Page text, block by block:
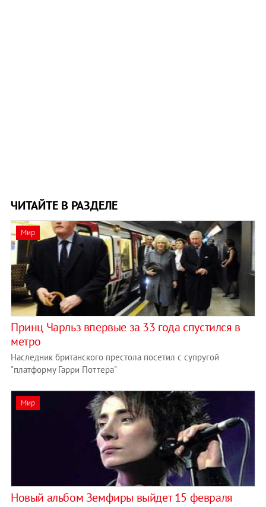
ЧИТАЙТЕ В РАЗДЕЛЕ
Мир
Принц Чарльз впервые за 33 года спустился в
метро
Наследник британского престола посетил c супругой
"платформу Гарри Поттера"
Мир
Новый альбом Земфиры выйдет 15 февраля